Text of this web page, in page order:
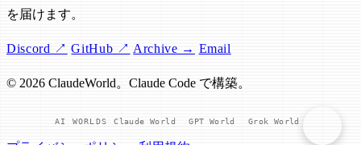
を届けます。
Discord ↗ GitHub ↗ Archive → Email
© 2026 ClaudeWorld。Claude Code で構築。
AI WORLDS Claude World GPT World Grok World